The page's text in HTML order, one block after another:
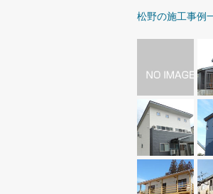
松野の施工事例